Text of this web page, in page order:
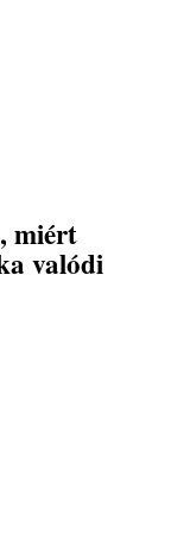
miért
valódi